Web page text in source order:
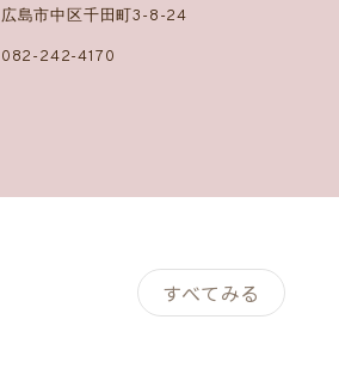
広島市中区千田町3-8-24
082-242-4170
すべてみる